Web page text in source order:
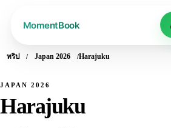
ทริป Japan 2026 Harajuku
JAPAN 2026
Harajuku